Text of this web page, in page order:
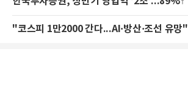
"코스피 1만2000 간다...AI·방산·조선 유망"